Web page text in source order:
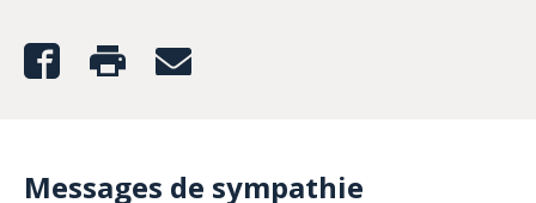
Messages de sympathie